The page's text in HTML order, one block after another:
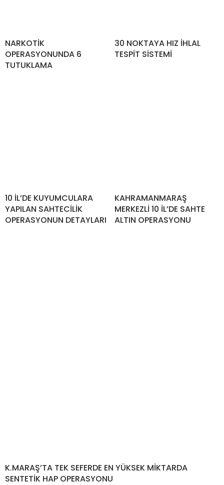
NARKOTİK
OPERASYONUNDA 6
TUTUKLAMA
30 NOKTAYA HIZ İHLAL
TESPİT SİSTEMİ
10 İL’DE KUYUMCULARA
YAPILAN SAHTECİLİK
OPERASYONUN DETAYLARI
KAHRAMANMARAŞ
MERKEZLİ 10 İL’DE SAHTE
ALTIN OPERASYONU
K.MARAŞ’TA TEK SEFERDE EN YÜKSEK MİKTARDA
SENTETİK HAP OPERASYONU